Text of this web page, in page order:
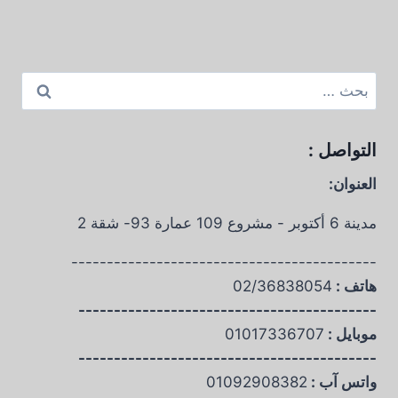
عن:
التواصل :
العنوان:
مدينة 6 أكتوبر - مشروع 109 عمارة 93- شقة 2
-------------------------------------------
هاتف : 02/36838054
------------------------------------------
موبايل : 01017336707
------------------------------------------
واتس آب : 01092908382